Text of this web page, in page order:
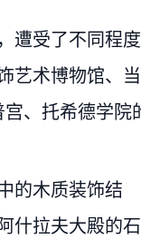
遭受了不同程度
艺术博物馆、当
、托希德学院
的木质装饰结
什拉夫大殿的石